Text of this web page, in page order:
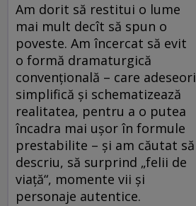
Am dorit să restitui o lume
mai mult decît să spun o
poveste. Am încercat să evit
o formă dramaturgică
convenţională – care adeseori
simplifică şi schematizează
realitatea, pentru a o putea
încadra mai uşor în formule
prestabilite – şi am căutat să
descriu, să surprind „felii de
viaţă“, momente vii şi
personaje autentice.